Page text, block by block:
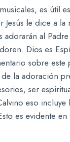
es útil
le dice a la
al
Dios es
sobre este
la adoración
ser
eso incluye
es evidente